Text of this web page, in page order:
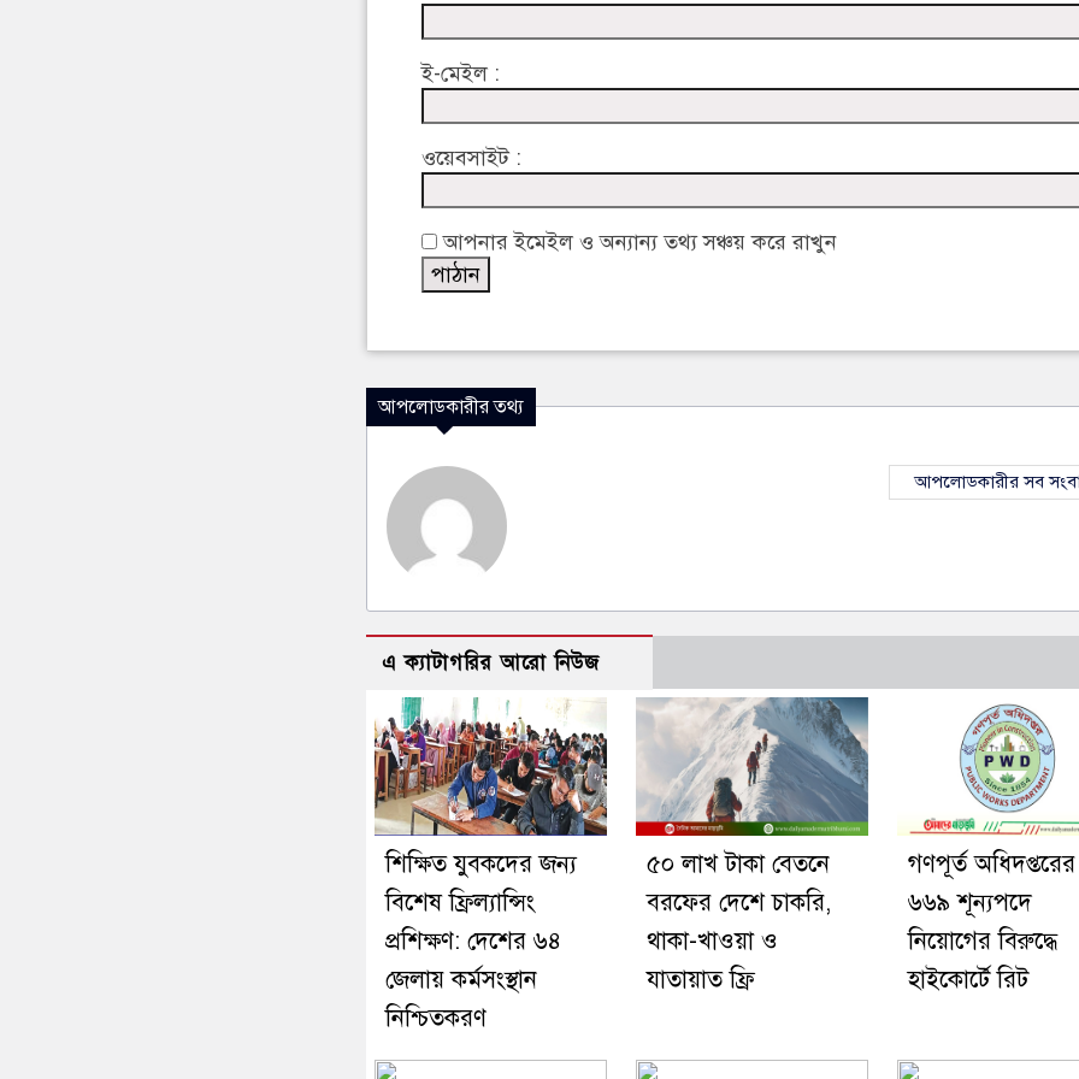
ই-মেইল :
ওয়েবসাইট :
আপনার ইমেইল ও অন্যান্য তথ্য সঞ্চয় করে রাখুন
আপলোডকারীর তথ্য
আপলোডকারীর সব
এ ক্যাটাগরির আরো নিউজ
শিক্ষিত যুবকদের জন্য
বিশেষ ফ্রিল্যান্সিং
প্রশিক্ষণ: দেশের ৬৪
জেলায় কর্মসংস্থান
নিশ্চিতকরণ
৫০ লাখ টাকা বেতনে
বরফের দেশে চাকরি,
থাকা-খাওয়া ও
যাতায়াত ফ্রি
গণপূর্ত অধিদপ্তরের
৬৬৯ শূন্যপদে
নিয়োগের বিরুদ্ধে
হাইকোর্টে রিট